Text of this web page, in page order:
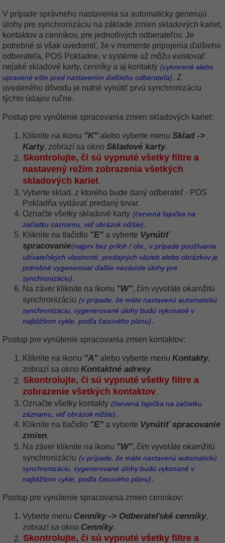
V prípade správneho nastavenia sa automaticky generujú
úlohy pre synchronizáciu na základe zmien skladových kariet,
kontaktov a cenníkov, pre jednotlivých odberateľov. Je
potrebné si však uvedomiť, že v momente pripojenia ďalšieho
odberateľa, POS Pokladne, v systéme už môžu existovať
nejaké skladové karty, cenníky a aj kontakty (vytvorené alebo
upravené ešte pred nastavením ďalšieho odberateľa). Z
uvedeného dôvodu je nutné vynútiť prvú synchronizáciu
týchto údajov ručne.
Postup pre vynútenie spracovania zmien skladových kariet:
Kliknite na ikonu "K" alebo vyberte menu Sklad ->
Karty, zobrazí sa okno Skladové karty.
Skontrolujte, či sú vypnuté všetky filtre a
nastavený režim zobrazenia všetkých
skladových kariet.
Vyberte sklad, z ktorého bude daný odberateľ - POS
Pokladňa vydávať predaný tovar.
Označte všetky skladové karty (červená fajočka na
začiatku záznamu, viď obrázok nižšie).
Kliknite na tlačidlo "E" a vyberte Vynútiť
spracovanie(najprv bez príloh / obr., v prípade používania
užívateľských vlastností, predajných väzieb alebo obrázkov je
potrebné vygenerovať ďalšie nezávisle úlohy pre
synchronizáciu).
Na záver kliknite na ikonu "W", čím vyvoláte okamžitú
synchronizáciu (v prípade, že máte nastavenú automatickú
synchronizáciu, vygenerované úlohy budú vykonané v
najbližšom cykle, podľa časového plánu).
Postup pre vynútenie spracovania zmien kontaktov:
Kliknite na ikonu "A" alebo vyberte menu Kontakty,
zobrazí sa okno Kontaktné adresy.
Skontrolujte, či sú vypnuté všetky filtre a
zobrazenie všetkých kontaktov.
Označte všetky kontakty (červená fajočka na začiatku
záznamu, viď obrázok nižšie).
Kliknite na tlačidlo "E" a vyberte Vynútiť spracovanie
zmien.
Na záver kliknite na ikonu "W", čím vyvoláte okamžitú
synchronizáciu (v prípade, že máte nastavenú automatickú
synchronizáciu, vygenerované úlohy budú vykonané v
najbližšom cykle, podľa časového plánu).
Postup pre vynútenie spracovania zmien cenníkov:
Vyberte menu Cenníky -> Odberateľské cenníky,
zobrazí sa okno Cenníky.
Skontrolujte, či sú vypnuté všetky filtre a